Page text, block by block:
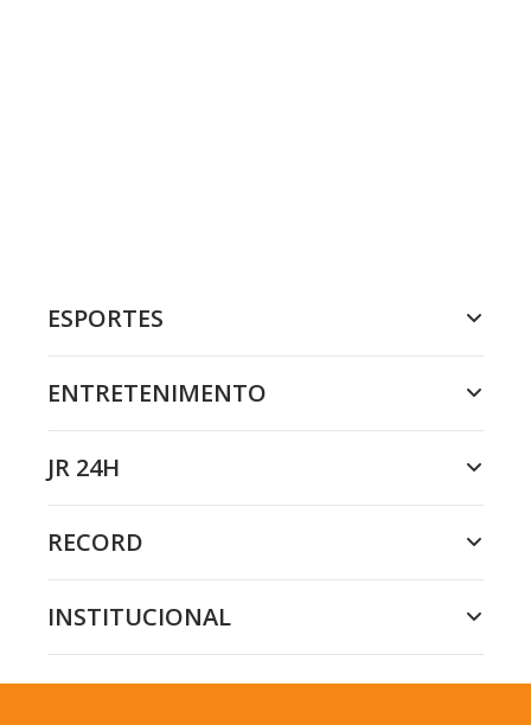
ESPORTES
ENTRETENIMENTO
JR 24H
RECORD
INSTITUCIONAL